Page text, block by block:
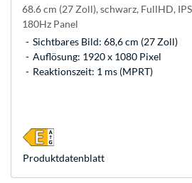
68.6 cm (27 Zoll), schwarz, FullHD,
180Hz Panel
Sichtbares Bild: 68,6 cm (27 Zoll)
Auflösung: 1920 x 1080 Pixel
Reaktionszeit: 1 ms (MPRT)
Produkt­datenblatt